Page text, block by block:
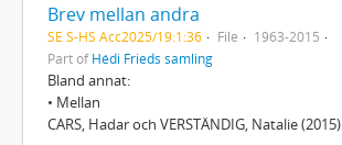
Brev mellan andra
SE S-HS Acc2025/19:1:36 File
1963-2015
Part ofHédi Frieds samling
Bland annat:
• Mellan
CARS, Hadar och VERSTÄNDIG, Natalie (2015)